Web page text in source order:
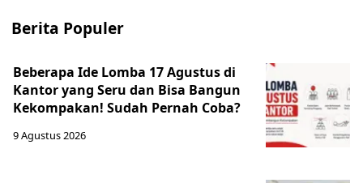
Berita Populer
Beberapa Ide Lomba 17 Agustus di
Kantor yang Seru dan Bisa Bangun
Kekompakan! Sudah Pernah Coba?
9 Agustus 2026